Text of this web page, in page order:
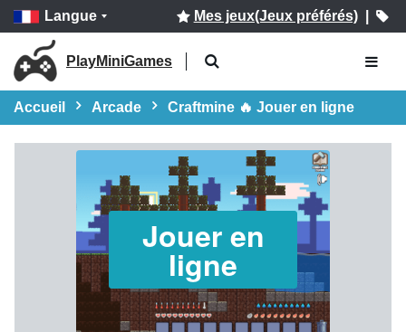
Langue Mes jeux(Jeux préférés)|
PlayMiniGames
Accueil Arcade Craftmine 🔥 Jouer en ligne
Jouer en
ligne